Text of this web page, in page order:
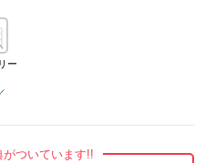
ー
ついています!!